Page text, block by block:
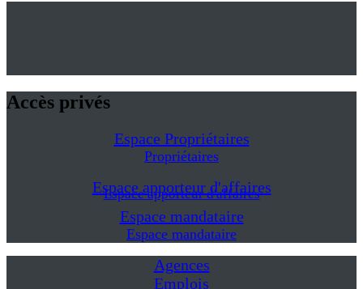
Accès privés
Espace Propriétaires
Propriétaires
Espace apporteur d'affaires
Espace apporteur d'affaires
Espace mandataire
Espace mandataire
Agences
Emplois